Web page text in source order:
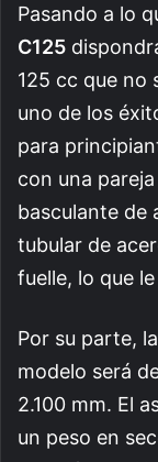
Pasando a lo
C125
125 cc que no
uno de los
para
con una
basculante de
tubular de
fuelle, lo que
Por su parte,
modelo será
2.100 mm. El
un peso en